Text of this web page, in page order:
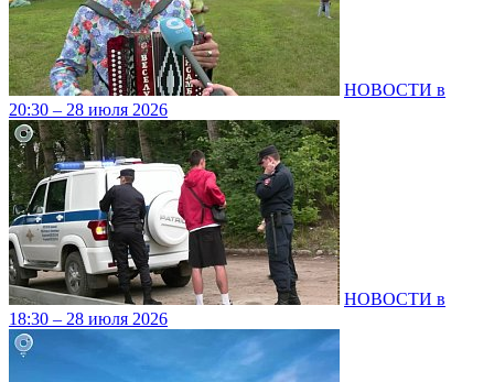
НОВОСТИ в
20:30 – 28 июля 2026
НОВОСТИ в
18:30 – 28 июля 2026